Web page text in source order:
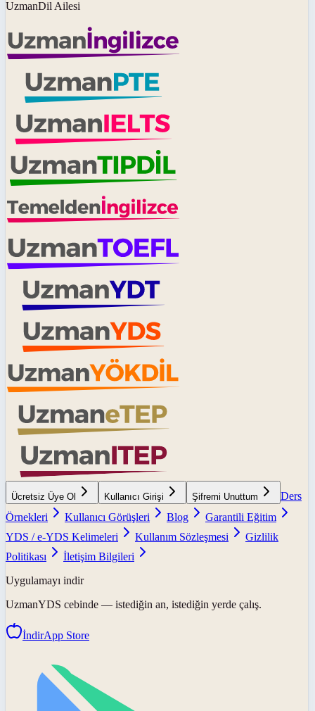
UzmanDil Ailesi
Ücretsiz Üye Ol Kullanıcı Girişi Şifremi Unuttum
Ders
Örnekleri
Kullanıcı Görüşleri Blog
Garantili Eğitim
YDS / e-YDS Kelimeleri
Kullanım Sözleşmesi
Gizlilik
Politikası
İletişim Bilgileri
Uygulamayı indir
UzmanYDS cebinde — istediğin an, istediğin yerde çalış.
İndirApp Store